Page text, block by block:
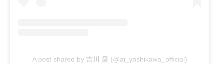
A post shared by 吉川 愛 (@ai_yoshikawa_official)